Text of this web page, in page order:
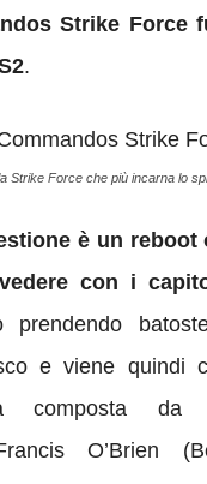
Strike Force
.
Strike Force che più incarna lo
è un reboot
con i
prendendo
e viene quindi
composta da
O’Brien